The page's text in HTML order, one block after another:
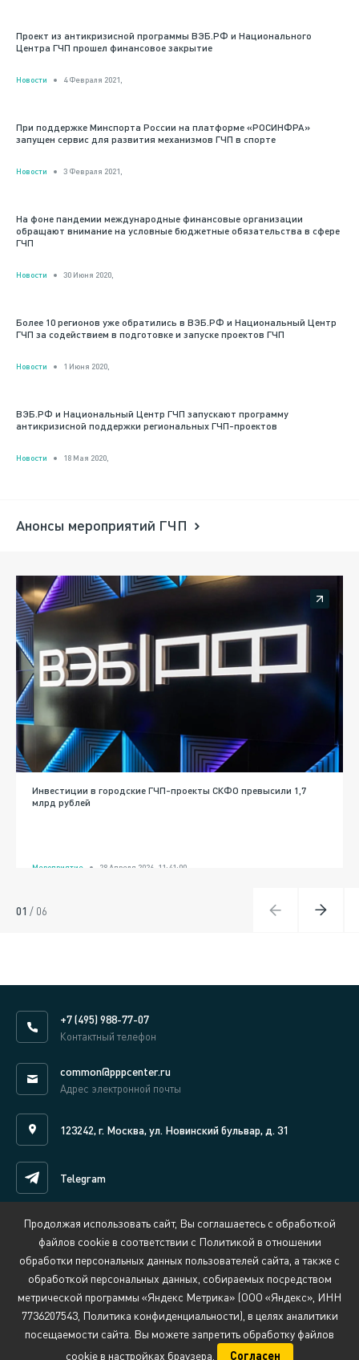
Проект из антикризисной программы ВЭБ.РФ и Национального
Центра ГЧП прошел финансовое закрытие
Новости 4 Февраля 2021,
При поддержке Минспорта России на платформе «РОСИНФРА»
запущен сервис для развития механизмов ГЧП в спорте
Новости 3 Февраля 2021,
На фоне пандемии международные финансовые организации
обращают внимание на условные бюджетные обязательства в сфере
ГЧП
Новости 30 Июня 2020,
Более 10 регионов уже обратились в ВЭБ.РФ и Национальный Центр
ГЧП за содействием в подготовке и запуске проектов ГЧП
Новости 1 Июня 2020,
ВЭБ.РФ и Национальный Центр ГЧП запускают программу
антикризисной поддержки региональных ГЧП-проектов
Новости 18 Мая 2020,
Анонсы мероприятий ГЧП
Инвестиции в городские ГЧП-проекты СКФО превысили 1,7
млрд рублей
Мероприятие 28 Апреля 2026, 11:41:00
01 / 06
+7 (495) 988-77-07
Контактный телефон
common@pppcenter.ru
Адрес электронной почты
123242, г. Москва, ул. Новинский бульвар, д. 31
Telegram
Написать нам онлайн
Политика обработки персональных данных
Противодействие коррупции
© 2009 - 2026 Национальный центр РАЗВИВАЙ.РФ
Продолжая использовать сайт, Вы соглашаетесь с обработкой
файлов cookie в соответствии с Политикой в отношении
обработки персональных данных пользователей сайта, а также с
обработкой персональных данных, собираемых посредством
метрической программы «Яндекс Метрика» (ООО «Яндекс», ИНН
7736207543, Политика конфиденциальности), в целях аналитики
посещаемости сайта. Вы можете запретить обработку файлов
cookie в настройках браузера.
Согласен